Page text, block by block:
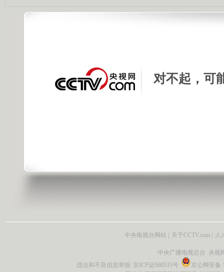
对不起，可
中央电视台网站 | 关于CCTV.com | 人
中央广播电视总台 央视
违法和不良信息举报 京ICP证060535号
京公网安备